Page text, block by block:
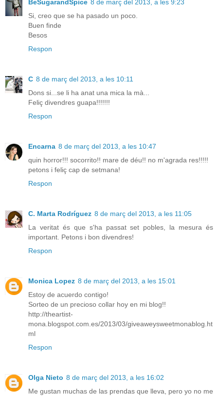
BeSugarandSpice 8 de març del 2013, a les 9:23
Si, creo que se ha pasado un poco.
Buen finde
Besos
Respon
C 8 de març del 2013, a les 10:11
Dons si...se li ha anat una mica la mà...
Feliç divendres guapa!!!!!!!
Respon
Encarna 8 de març del 2013, a les 10:47
quin horror!!! socorrito!! mare de déu!! no m'agrada res!!!!!
petons i feliç cap de setmana!
Respon
C. Marta Rodríguez 8 de març del 2013, a les 11:05
La veritat és que s'ha passat set pobles, la mesura és
important. Petons i bon divendres!
Respon
Monica Lopez 8 de març del 2013, a les 15:01
Estoy de acuerdo contigo!
Sorteo de un precioso collar hoy en mi blog!!
http://theartist-
mona.blogspot.com.es/2013/03/giveaweysweetmonablog.ht
ml
Respon
Olga Nieto 8 de març del 2013, a les 16:02
Me gustan muchas de las prendas que lleva, pero yo no me